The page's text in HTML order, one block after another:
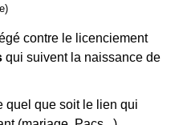
contre le licenciement
qui suivent la naissance de
quel que soit le lien qui